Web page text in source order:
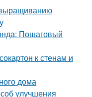
Пошаговый
к стенам и
дома
улучшения